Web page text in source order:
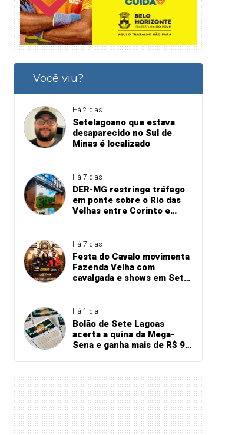
Você viu?
Há 2 dias
Setelagoano que estava
desaparecido no Sul de
Minas é localizado
Há 7 dias
DER-MG restringe tráfego
em ponte sobre o Rio das
Velhas entre Corinto e
Há 7 dias
Festa do Cavalo movimenta
Fazenda Velha com
cavalgada e shows em Sete
Há 1 dia
Bolão de Sete Lagoas
acerta a quina da Mega-
Sena e ganha mais de R$ 94